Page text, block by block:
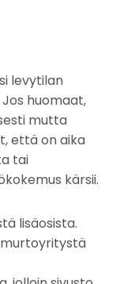
levytilan
huomaat,
mutta
että on aika
tai
kärsii.
lisäosista.
murtoyritystä